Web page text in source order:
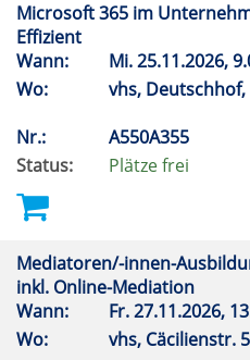
Microsoft 365 im
Effizient
Wann:
Mi.25.11.2026,
Wo:
vhs,
Nr.:
A550A355
Status:
Plätze frei
Mediatoren/-innen-
inkl. Online-Mediation
Wann:
Fr.27.11.2026,
Wo:
vhs, Cäcilienstr.